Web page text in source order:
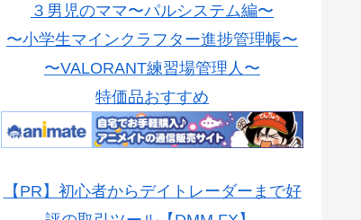
３男児のママ〜パルシステム編〜
〜小学生マインクラフター進捗管理帳〜
〜VALORANT練習場管理人〜
特価品おすすめ
【PR】初心者からデイトレーダーまで好